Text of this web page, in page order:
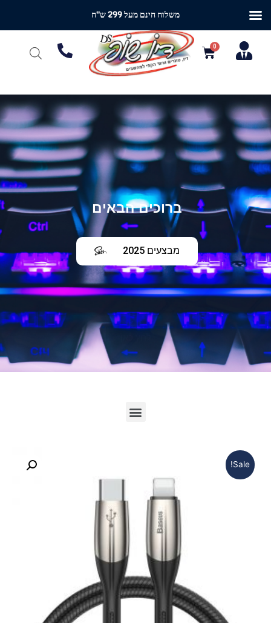
ברוכים הבאים
מבצעים 2025
Sale!
משלוח חינם מעל 299 ש"ח